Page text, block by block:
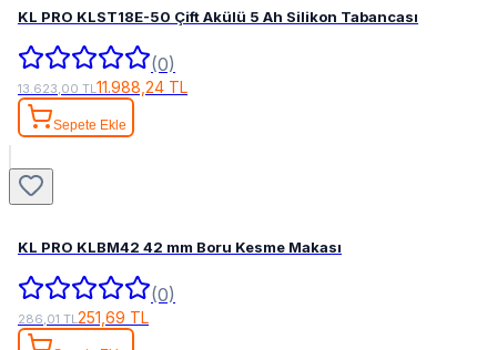
KL PRO KLST18E-50 Çift Akülü 5 Ah Silikon Tabancası
(0)
13.623,00 TL11.988,24 TL
Sepete Ekle
KL PRO KLBM42 42 mm Boru Kesme Makası
(0)
286,01 TL 251,69 TL